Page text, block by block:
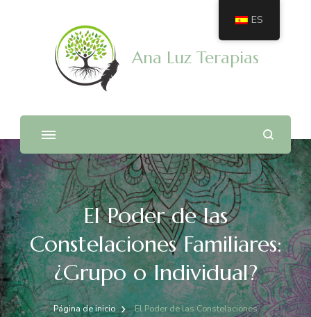
Ana Luz Terapias
El Poder de las
Constelaciones Familiares:
¿Grupo o Individual?
Página de inicio
El Poder de las Constelaciones
ES